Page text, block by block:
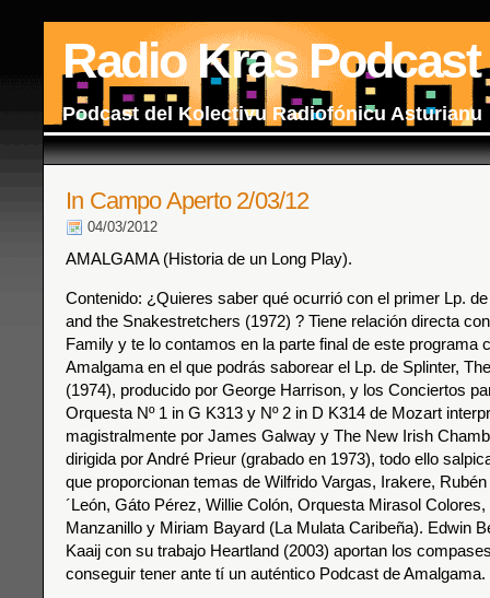
Radio Kras Podcast
Podcast del Kolectivu Radiofónicu Asturianu
In Campo Aperto 2/03/12
04/03/2012
AMALGAMA (Historia de un Long Play).
Contenido: ¿Quieres saber qué ocurrió con el primer Lp.
and the Snakestretchers (1972) ? Tiene relación directa
Family y te lo contamos en la parte final de este programa
Amalgama en el que podrás saborear el Lp. de Splinter,
(1974), producido por George Harrison, y los Conciertos
Orquesta Nº 1 in G K313 y Nº 2 in D K314 de Mozart
magistralmente por James Galway y The New Irish
dirigida por André Prieur (grabado en 1973), todo ello
que proporcionan temas de Wilfrido Vargas, Irakere,
´León, Gáto Pérez, Willie Colón, Orquesta Mirasol
Manzanillo y Miriam Bayard (La Mulata Caribeña). Edwin
Kaaij con su trabajo Heartland (2003) aportan los
conseguir tener ante tí un auténtico Podcast de Amalgama.